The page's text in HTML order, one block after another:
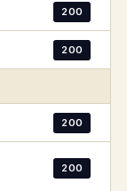
200
200
200
200